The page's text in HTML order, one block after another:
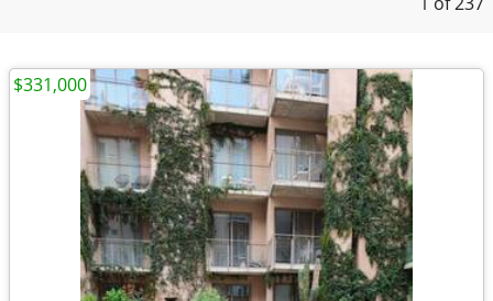
$331,000